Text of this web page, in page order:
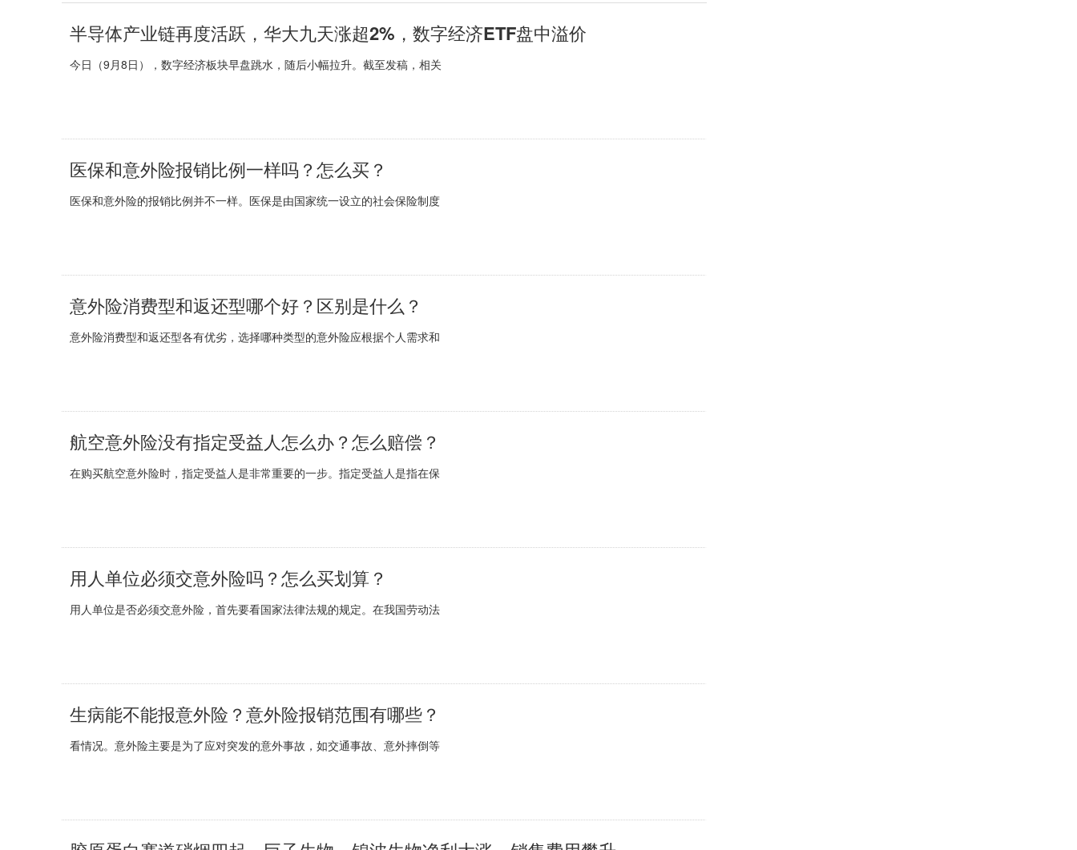
半导体产业链再度活跃，华大九天涨超2%，数字经济ETF盘中溢价
今日（9月8日），数字经济板块早盘跳水，随后小幅拉升。截至发稿，相关
医保和意外险报销比例一样吗？怎么买？
医保和意外险的报销比例并不一样。医保是由国家统一设立的社会保险制度
意外险消费型和返还型哪个好？区别是什么？
意外险消费型和返还型各有优劣，选择哪种类型的意外险应根据个人需求和
航空意外险没有指定受益人怎么办？怎么赔偿？
在购买航空意外险时，指定受益人是非常重要的一步。指定受益人是指在保
用人单位必须交意外险吗？怎么买划算？
用人单位是否必须交意外险，首先要看国家法律法规的规定。在我国劳动法
生病能不能报意外险？意外险报销范围有哪些？
看情况。意外险主要是为了应对突发的意外事故，如交通事故、意外摔倒等